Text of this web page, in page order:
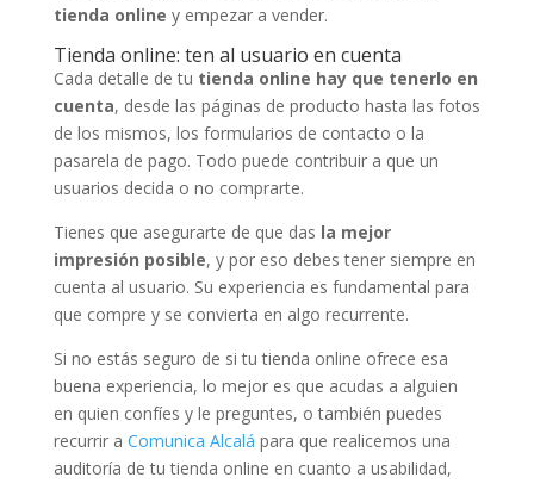
tienda online y empezar a vender.
Tienda online: ten al usuario en cuenta
Cada detalle de tu tienda online hay que tenerlo en
cuenta, desde las páginas de producto hasta las fotos
de los mismos, los formularios de contacto o la
pasarela de pago. Todo puede contribuir a que un
usuarios decida o no comprarte.
Tienes que asegurarte de que das la mejor
impresión posible, y por eso debes tener siempre en
cuenta al usuario. Su experiencia es fundamental para
que compre y se convierta en algo recurrente.
Si no estás seguro de si tu tienda online ofrece esa
buena experiencia, lo mejor es que acudas a alguien
en quien confíes y le preguntes, o también puedes
recurrir a Comunica Alcalá para que realicemos una
auditoría de tu tienda online en cuanto a usabilidad,